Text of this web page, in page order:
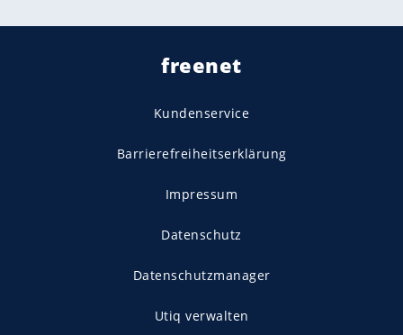
freenet
Kundenservice
Barrierefreiheitserklärung
Impressum
Datenschutz
Datenschutzmanager
Utiq verwalten